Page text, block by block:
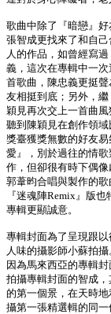
歌曲中除了『暗戀』
張智成更找來了和自
人的作品，如曾經寫
義，這次在專輯中一
首歌曲，陳忠義更挺
友相挺到底；另外，
穎見再次交上一首曲
聽到陳穎見在創作領
獎臺獲獎無數的好友
愛』，別於過往的情
作，但卻很有時下偶
郭葦昀合唱與製作的
『迷魂陣Remix』版
專輯更顯誠意。
專輯封面為了呈現跟
人味的攝影師小蘇拍攝
因為馬來西亞的專輯
拍攝專輯封面的智成
的第一個景，在天時
攝第一張精選輯的同